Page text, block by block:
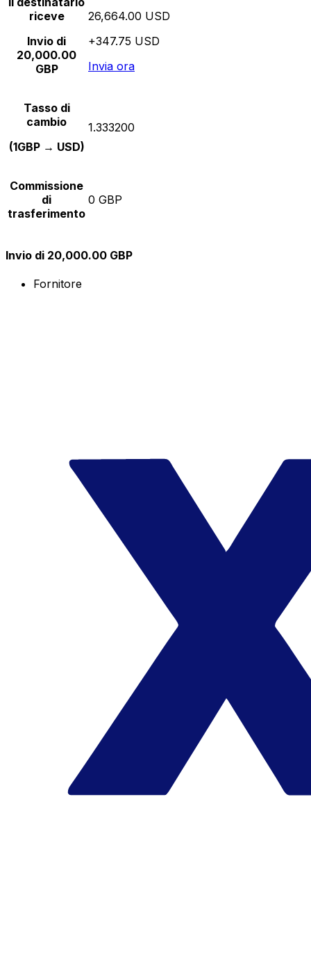
riceve
Invio di
20,000.00
GBP
26,664.00 USD
+347.75 USD
Invia ora
Tasso di
cambio
(1GBP → USD)
1.333200
Commissione
di
trasferimento
0 GBP
Invio di 20,000.00 GBP
Fornitore